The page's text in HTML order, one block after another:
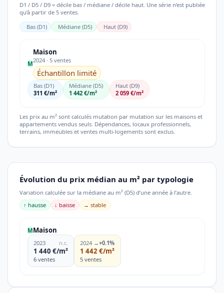
D1 / D5 / D9 = décile bas / médiane / décile haut. Une série n’est publiée
qu’à partir de 5 ventes.
Bas (D1)
Médiane (D5) Haut (D9)
M
Maison
2024 · 5 ventes
Échantillon limité
Bas (D1)
311 €/m²
Médiane (D5)
1 442 €/m²
Haut (D9)
2 059 €/m²
Les prix au m² sont calculés mutation par mutation sur les maisons et
appartements vendus seuls. Dépendances, locaux professionnels,
terrains, immeubles et ventes multi-logements sont exclus.
Évolution du prix médian au m² par typologie
Variation calculée sur la médiane au m² (D5) d’une année à l’autre.
↑ hausse
↓ baisse → stable
MMaison
2023 n.c.
1 440 €/m²
6 ventes
2024 →+0.1%
1 442 €/m²
5 ventes